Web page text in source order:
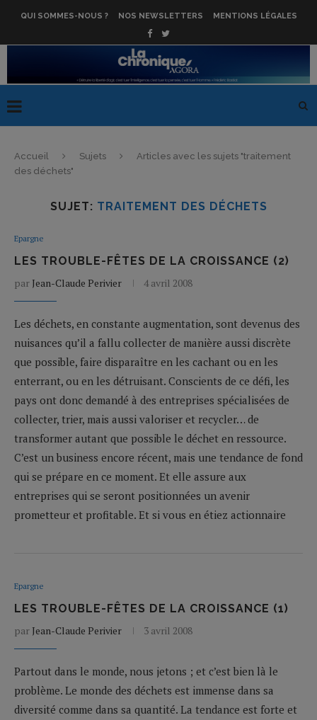
QUI SOMMES-NOUS ? NOS NEWSLETTERS MENTIONS LÉGALES
Accueil Sujets
Articles avec les sujets "traitement
des déchets"
SUJET: TRAITEMENT DES DÉCHETS
Epargne
LES TROUBLE-FÊTES DE LA CROISSANCE (2)
par Jean-Claude Perivier 4 avril 2008
Les déchets, en constante augmentation, sont devenus des
nuisances qu’il a fallu collecter de manière aussi discrète
que possible, faire disparaître en les cachant ou en les
enterrant, ou en les détruisant. Conscients de ce défi, les
pays ont donc demandé à des entreprises spécialisées de
collecter, trier, mais aussi valoriser et recycler… de
transformer autant que possible le déchet en ressource.
C’est un business encore récent, mais une tendance de fond
qui se prépare en ce moment. Et elle assure aux
entreprises qui se seront positionnées un avenir
prometteur et profitable. Et si vous en étiez actionnaire
Epargne
LES TROUBLE-FÊTES DE LA CROISSANCE (1)
par Jean-Claude Perivier 3 avril 2008
Partout dans le monde, nous jetons ; et c’est bien là le
problème. Le monde des déchets est immense dans sa
diversité comme dans sa quantité. La tendance est forte et